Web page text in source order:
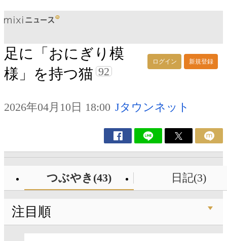
ログイン 新規登録
足に「おにぎり模
様」を持つ猫 92
2026年04月10日 18:00 Jタウンネット
つぶやき(43) 日記(3)
注目順